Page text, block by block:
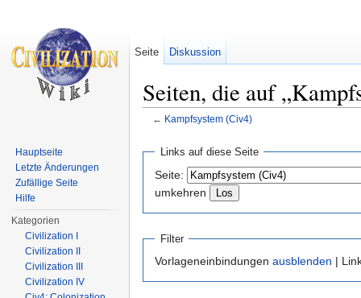
Seiten, die auf
← Kampfsystem (Civ4)
Links auf diese Seite
Seite:
umkehren
Filter
Vorlageneinbindungen ausblenden |
Seite Diskussion
Hauptseite
Letzte Änderungen
Zufällige Seite
Hilfe
Kategorien
Civilization I
Civilization II
Civilization III
Civilization IV